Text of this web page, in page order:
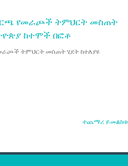
የመራጮች ትምህርት መስጠት
ከተሞች በፎቶ
ትምህርት መስጠት ሂደት ከተለያዩ
ተጨማሪ ይመልከቱ